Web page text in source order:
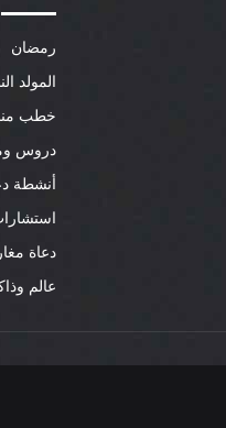
رمضان
المولد
خطب
دروس
أنشطة
دعاة
عالم